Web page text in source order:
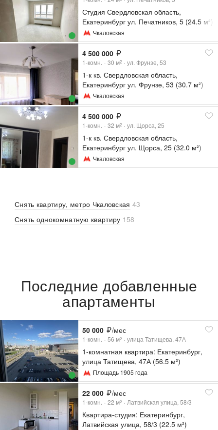
Студия Свердловская область,
Екатеринбург ул. Печатников, 5 (24.5 м²)
Чкаловская
4 500 000
1-комн. 30 м2 ул. Фрунзе, 53
1-к кв. Свердловская область,
Екатеринбург ул. Фрунзе, 53 (30.7 м²)
Чкаловская
4 500 000
1-комн. 32 м2 ул. Щорса, 25
1-к кв. Свердловская область,
Екатеринбург ул. Щорса, 25 (32.0 м²)
Чкаловская
Снять квартиру, метро Чкаловская 43
Снять однокомнатную квартиру 158
Последние добавленные
апартаменты
50 000 /мес
1-комн. 56 м2 улица Татищева, 47А
1-комнатная квартира: Екатеринбург,
улица Татищева, 47А (56.5 м²)
Площадь 1905 года
22 000 /мес
1-комн. 22 м2 Латвийская улица, 58/3
Квартира-студия: Екатеринбург,
Латвийская улица, 58/3 (22.5 м²)